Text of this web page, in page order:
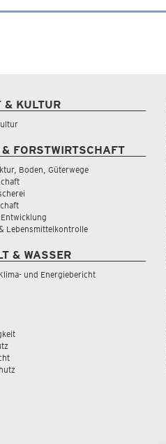
& KULTUR
FORSTWIRTSCHAFT
Boden, Güterwege
Lebensmittelkontrolle
& WASSER
und Energiebericht